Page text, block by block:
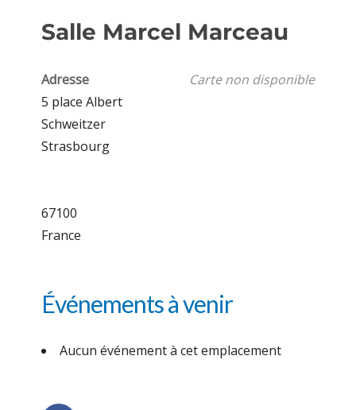
Salle Marcel Marceau
Carte non disponible
Adresse
5 place Albert
Schweitzer
Strasbourg
67100
France
Événements à venir
Aucun événement à cet emplacement